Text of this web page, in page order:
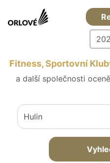
Fitness, Sportovní
a další společnosti